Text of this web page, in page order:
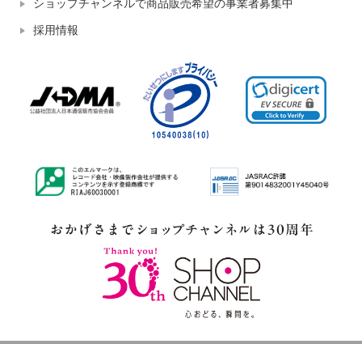
ショップチャンネルで商品販売希望の事業者募集中
採用情報